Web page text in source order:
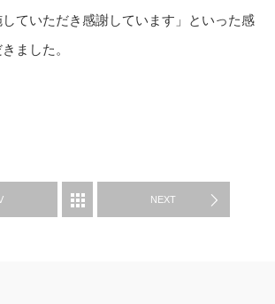
ていただき感謝しています」といった感
ました。
NEXT